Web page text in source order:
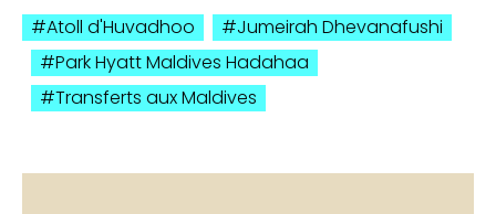
Atoll d'Huvadhoo
Jumeirah Dhevanafushi
Park Hyatt Maldives Hadahaa
Transferts aux Maldives